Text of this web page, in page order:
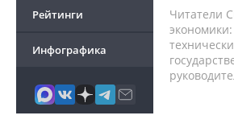
Рейтинги
Инфографика
Читатели